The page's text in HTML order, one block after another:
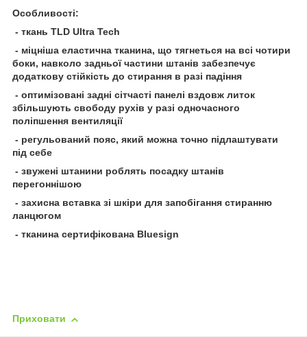
Особливості:
- ткань TLD Ultra Tech
- міцніша еластична тканина, що тягнеться на всі чотири
боки, навколо задньої частини штанів забезпечує
додаткову стійкість до стирання в разі падіння
- оптимізовані задні сітчасті панелі вздовж литок
збільшують свободу рухів у разі одночасного
поліпшення вентиляції
- регульований пояс, який можна точно підлаштувати
під себе
- звужені штанини роблять посадку штанів
перегоннішою
- захисна вставка зі шкіри для запобігання стиранню
ланцюгом
- тканина сертифікована Bluesign
Приховати